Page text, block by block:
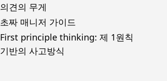
의견의 무게
초짜 매니저 가이드
First principle thinking: 제 1원칙
기반의 사고방식